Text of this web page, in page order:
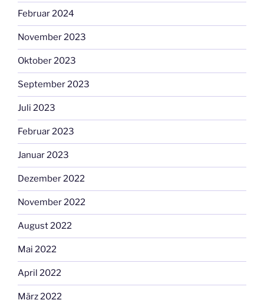
Februar 2024
November 2023
Oktober 2023
September 2023
Juli 2023
Februar 2023
Januar 2023
Dezember 2022
November 2022
August 2022
Mai 2022
April 2022
März 2022